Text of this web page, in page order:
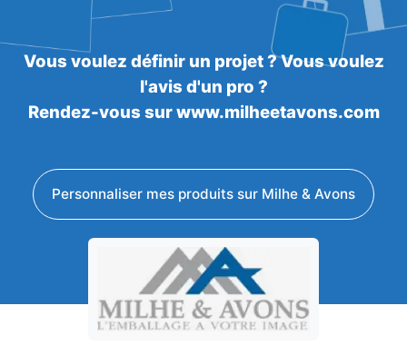
Vous voulez définir un projet ? Vous voulez
l'avis d'un pro ?
Rendez-vous sur www.milheetavons.com
Personnaliser mes produits sur Milhe & Avons